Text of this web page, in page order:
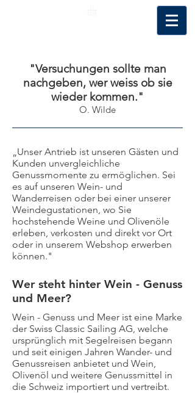
"Versuchungen sollte man
nachgeben, wer weiss ob sie
wieder kommen."
O. Wilde
„Unser Antrieb ist unseren Gästen und
Kunden unvergleichliche
Genussmomente zu ermöglichen. Sei
es auf unseren Wein- und
Wanderreisen oder bei einer unserer
Weindegustationen, wo Sie
hochstehende Weine und Olivenöle
erleben, verkosten und direkt vor Ort
oder in unserem Webshop erwerben
können."
Wer steht hinter Wein - Genuss
und Meer?
Wein - Genuss und Meer ist eine Marke
der Swiss Classic Sailing AG, welche
ursprünglich mit Segelreisen begann
und seit einigen Jahren Wander- und
Genussreisen anbietet und Wein,
Olivenöl und weitere Genussmittel in
die Schweiz importiert und vertreibt.